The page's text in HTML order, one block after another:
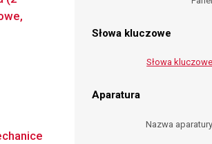
Słowa kluczowe
Słowa kluczowe
Aparatura
Nazwa aparatury